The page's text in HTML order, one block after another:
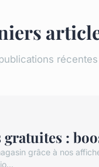
récentes
:
grâce à nos